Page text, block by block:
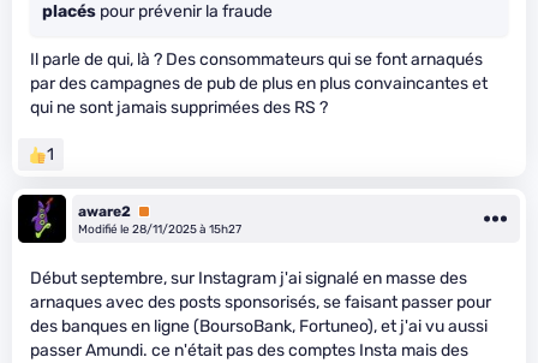
placés pour prévenir la fraude
Il parle de qui, là ? Des consommateurs qui se font arnaqués
par des campagnes de pub de plus en plus convaincantes et
qui ne sont jamais supprimées des RS ?
1
aware2 Premium
Modifié le 28/11/2025 à 15h27
Début septembre, sur Instagram j'ai signalé en masse des
arnaques avec des posts sponsorisés, se faisant passer pour
des banques en ligne (BoursoBank, Fortuneo), et j'ai vu aussi
passer Amundi. ce n'était pas des comptes Insta mais des